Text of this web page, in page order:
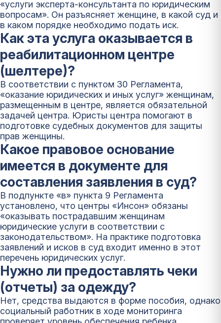
«услуги эксперта-консультанта по юридическим
вопросам». Он разъясняет женщине, в какой суд и
в каком порядке необходимо подать иск.
Как эта услуга оказывается в
реабилитационном центре
(шелтере)?
В соответствии с пунктом 30 Регламента,
«оказание юридических и иных услуг» женщинам,
размещенным в центре, является обязательной
задачей центра. Юристы центра помогают в
подготовке судебных документов для защиты
прав женщины.
Какое правовое основание
имеется в документе для
составления заявления в суд?
В подпункте «в» пункта 9 Регламента
установлено, что центры «Инсон» обязаны
«оказывать пострадавшим женщинам
юридические услуги в соответствии с
законодательством». На практике подготовка
заявлений и исков в суд входит именно в этот
перечень юридических услуг.
Нужно ли предоставлять чеки
(отчеты) за одежду?
Нет, средства выдаются в форме пособия, однако
социальный работник в ходе мониторинга